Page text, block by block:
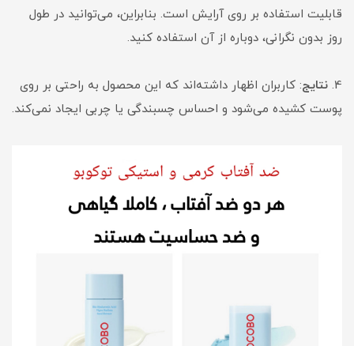
قابلیت استفاده بر روی آرایش است. بنابراین، می‌توانید در طول
روز بدون نگرانی، دوباره از آن استفاده کنید.
4. نتایج: کاربران اظهار داشته‌اند که این محصول به راحتی بر روی
پوست کشیده می‌شود و احساس چسبندگی یا چربی ایجاد نمی‌کند.